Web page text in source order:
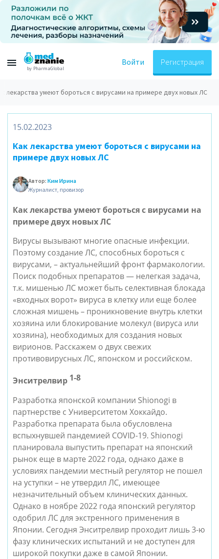
by PharmaGlobal
Войти Регистрация
лекарства умеют бороться с вирусами на примере двух новых ЛС
15.02.2023
Как лекарства умеют бороться с вирусами на
примере двух новых ЛС
Автор: Ким Ирина
Журналист, провизор
Как лекарства умеют бороться с вирусами на
примере двух новых ЛС
Вирусы вызывают многие опасные инфекции.
Поэтому создание ЛС, способных бороться с
вирусами, – актуальнейший фронт фармакологии.
Поиск подобных препаратов — нелегкая задача,
т.к. мишенью ЛС может быть селективная блокада
«входных ворот» вируса в клетку или еще более
сложная мишень – проникновение внутрь клетки
хозяина или блокирование молекул (вируса или
хозяина), необходимых для создания новых
вирионов. Расскажем о двух свежих
противовирусных ЛС, японском и российском.
Энситрелвир 1-8
Разработка японской компании Shionogi в
партнерстве с Университетом Хоккайдо.
Разработка препарата была обусловлена
вспыхнувшей пандемией COVID-19. Shionogi
планировала выпустить препарат на японский
рынок еще в марте 2022 года, однако даже в
условиях пандемии местный регулятор не пошел
на уступки – не утвердил ЛС, имеющее
незначительный объем клинических данных.
Однако в ноябре 2022 года японский регулятор
одобрил ЛС для экстренного применения в
Японии. Сегодня Энситрелвир проходит лишь 3-ю
фазу клинических испытаний и не доступен для
широкой покупки даже в самой Японии.